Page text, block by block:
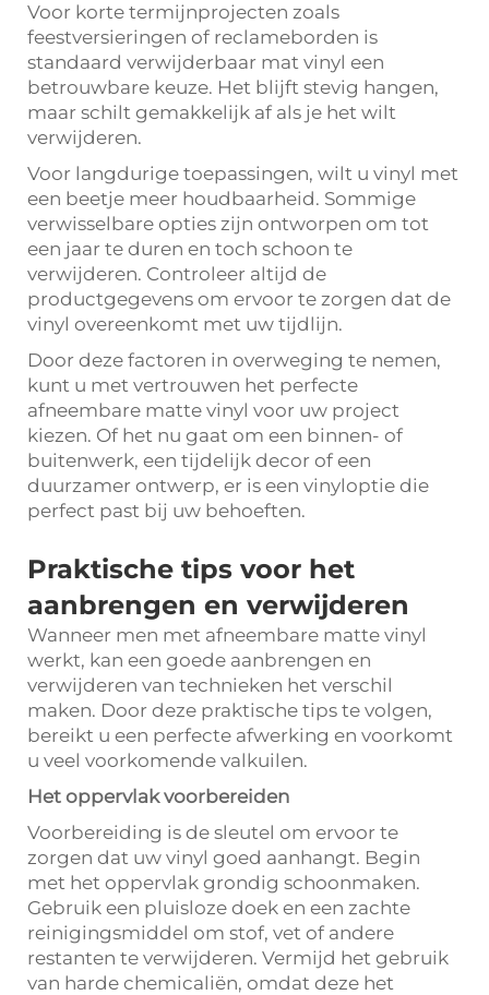
Voor korte termijnprojecten zoals
feestversieringen of reclameborden is
standaard verwijderbaar mat vinyl een
betrouwbare keuze. Het blijft stevig hangen,
maar schilt gemakkelijk af als je het wilt
verwijderen.
Voor langdurige toepassingen, wilt u vinyl met
een beetje meer houdbaarheid. Sommige
verwisselbare opties zijn ontworpen om tot
een jaar te duren en toch schoon te
verwijderen. Controleer altijd de
productgegevens om ervoor te zorgen dat de
vinyl overeenkomt met uw tijdlijn.
Door deze factoren in overweging te nemen,
kunt u met vertrouwen het perfecte
afneembare matte vinyl voor uw project
kiezen. Of het nu gaat om een binnen- of
buitenwerk, een tijdelijk decor of een
duurzamer ontwerp, er is een vinyloptie die
perfect past bij uw behoeften.
Praktische tips voor het
aanbrengen en verwijderen
Wanneer men met afneembare matte vinyl
werkt, kan een goede aanbrengen en
verwijderen van technieken het verschil
maken. Door deze praktische tips te volgen,
bereikt u een perfecte afwerking en voorkomt
u veel voorkomende valkuilen.
Het oppervlak voorbereiden
Voorbereiding is de sleutel om ervoor te
zorgen dat uw vinyl goed aanhangt. Begin
met het oppervlak grondig schoonmaken.
Gebruik een pluisloze doek en een zachte
reinigingsmiddel om stof, vet of andere
restanten te verwijderen. Vermijd het gebruik
van harde chemicaliën, omdat deze het